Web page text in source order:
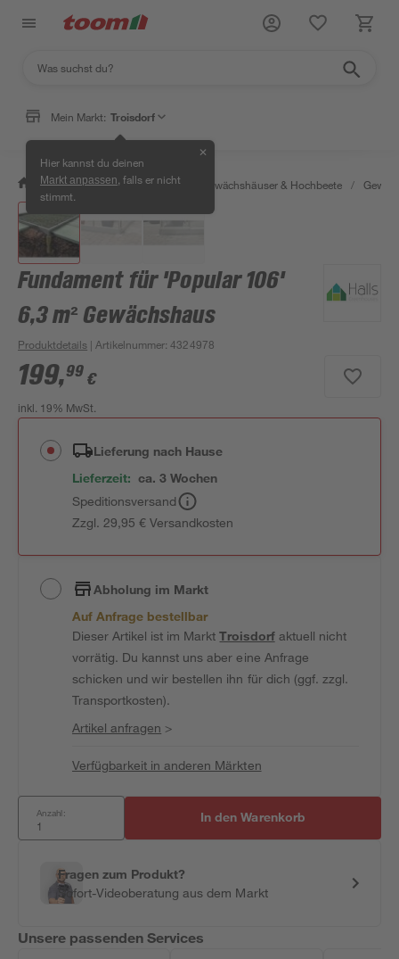
Mein Markt: Troisdorf
Hier kannst du deinen
Markt anpassen , falls er nicht
stimmt.
✕
/ Garten & Freizeit / Anzucht, Gewächshäuser & Hochbeete /
Fundament für 'Popular 106'
6,3 m² Gewächshaus
Produktdetails | Artikelnummer:4324978
199,99 €
inkl. 19% MwSt.
Lieferung nach Hause
Lieferzeit: ca. 3 Wochen
Speditionsversand
Zzgl. 29,95 € Versandkosten
Abholung im Markt
Auf Anfrage bestellbar
Dieser Artikel ist im MarktTroisdorfaktuell nicht
vorrätig. Du kannst uns aber eine Anfrage
schicken und wir bestellen ihn für dich (ggf. zzgl.
Transportkosten).
Artikel anfragen >
Verfügbarkeit in anderen Märkten
Anzahl: In den Warenkorb
Fragen zum Produkt?
Sofort-Videoberatung aus dem Markt
Unsere passenden Services